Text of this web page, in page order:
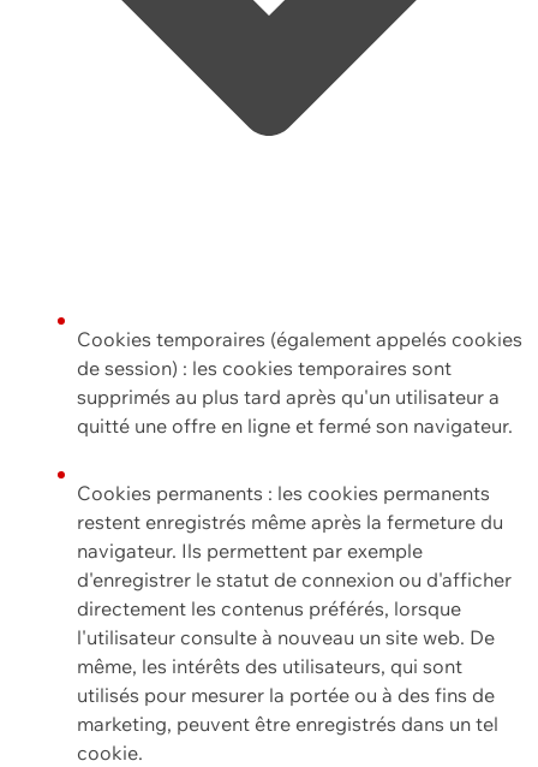
Cookies temporaires (également appelés cookies
de session) : les cookies temporaires sont
supprimés au plus tard après qu'un utilisateur a
quitté une offre en ligne et fermé son navigateur.
Cookies permanents : les cookies permanents
restent enregistrés même après la fermeture du
navigateur. Ils permettent par exemple
d'enregistrer le statut de connexion ou d'afficher
directement les contenus préférés, lorsque
l'utilisateur consulte à nouveau un site web. De
même, les intérêts des utilisateurs, qui sont
utilisés pour mesurer la portée ou à des fins de
marketing, peuvent être enregistrés dans un tel
cookie.